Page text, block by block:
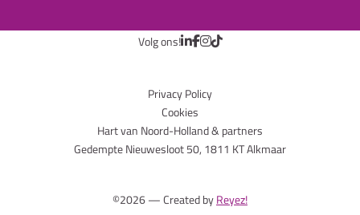
Volg ons!
Privacy Policy
Cookies
Hart van Noord-Holland & partners
Gedempte Nieuwesloot 50, 1811 KT Alkmaar
©2026 — Created byReyez!